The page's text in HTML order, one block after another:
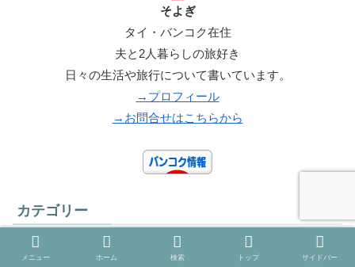
そよぎ
タイ・バンコク在住
夫と2人暮らしの旅好き
日々の生活や旅行について書いています。
→プロフィール
→お問合せはこちらから
カテゴリー
バンコク生活 124
メニュー ホーム 検索 トップ サイドバー